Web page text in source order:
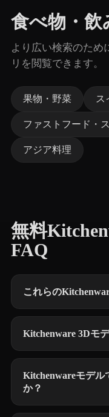
食べ物・飲
より広い検索のため
リを閲覧できます。
果物・野菜 ス
ファストフード・
アジア料理
無料
FAQ
これらの
Kitchenware 3Dモ
Kitchenwareモデル
か？